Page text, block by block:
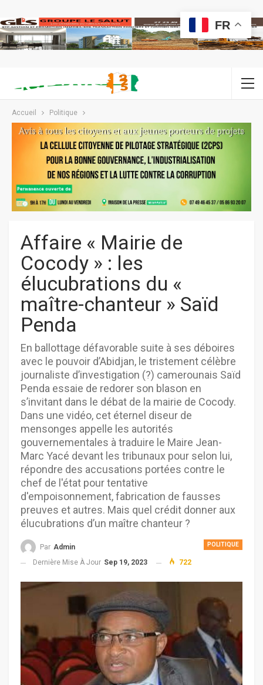
Accueil Politique
Affaire « Mairie de
Cocody » : les
élucubrations du «
maître-chanteur » Saïd
Penda
En ballottage défavorable suite à ses déboires
avec le pouvoir d’Abidjan, le tristement célèbre
journaliste d’investigation (?) camerounais Saïd
Penda essaie de redorer son blason en
s’invitant dans le débat de la mairie de Cocody.
Dans une vidéo, cet éternel diseur de
mensonges appelle les autorités
gouvernementales à traduire le Maire Jean-
Marc Yacé devant les tribunaux pour selon lui,
répondre des accusations portées contre le
chef de l'état pour tentative
d'empoisonnement, fabrication de fausses
preuves et autres. Mais quel crédit donner aux
élucubrations d’un maître chanteur ?
POLITIQUE
Par Admin
Dernière Mise À Jour Sep 19, 2023 722
FR